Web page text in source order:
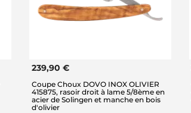
239,90 €
Coupe Choux DOVO INOX OLIVIER
415875, rasoir droit à lame 5/8ème en
acier de Solingen et manche en bois
d'olivier